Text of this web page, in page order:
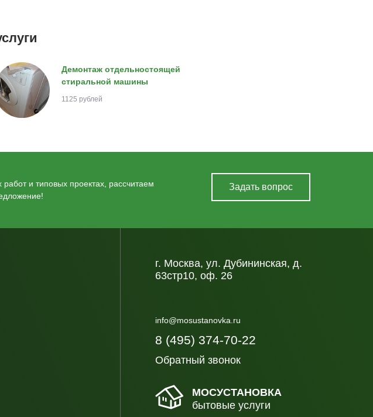
Демонтаж отдельностоящей
стиральной машины
1125 рублей
и типовых проектах, рассчитаем
Задать вопрос
г. Москва, ул. Дубининская, д.
63стр10, оф. 26
info@mosustanovka.ru
8 (495) 374-70-22
Обратный звонок
МОСУСТАНОВКА
бытовые услуги